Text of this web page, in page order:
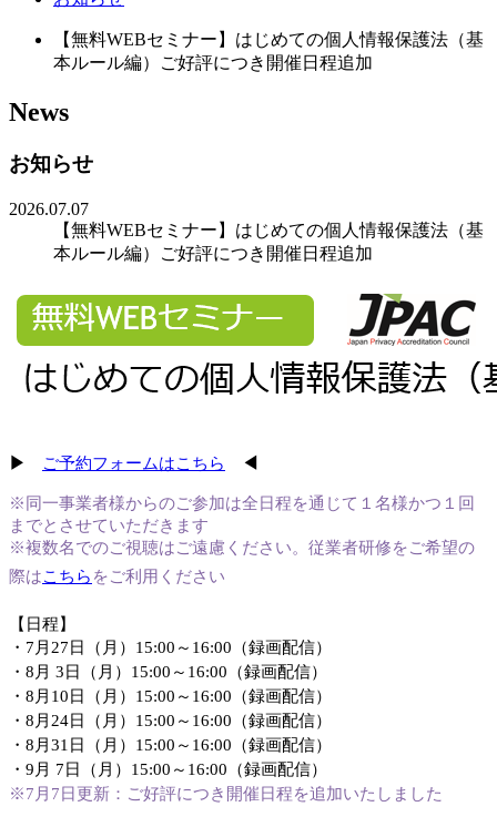
【無料WEBセミナー】はじめての個人情報保護法（基
本ルール編）ご好評につき開催日程追加
News
お知らせ
2026.07.07
【無料WEBセミナー】はじめての個人情報保護法（基
本ルール編）ご好評につき開催日程追加
▶ ご予約フォームはこちら ◀
※同一事業者様からのご参加は全日程を通じて１名様かつ １回
までとさせていただきます
※複数名でのご視聴はご遠慮ください。 従業者研修をご希望の
際はこちら をご利用ください
【日程】
・7 月27日（月）15:00～16:00（録画配信）
・8 月 3日（月）15:00～16:00（録画配信）
・ 8月10日（月）15:00～16:00（録画配信）
・ 8月24日（月）15:00～16:00（録画配信）
・ 8月31日（月）15:00～16:00（録画配信）
・ 9月 7日（月）15:00～16:00（録画配信）
※7月7日更新：ご好評につき開催日程を追加いたしました